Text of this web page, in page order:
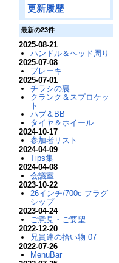
更新履歴
最新の23件
2025-08-21
ハンドル＆ヘッド周り
2025-07-08
ブレーキ
2025-07-01
チラシの裏
クランク＆スプロケッ
ト
ハブ＆BB
タイヤ＆ホイール
2024-10-17
参加者リスト
2024-04-09
Tips集
2024-04-08
会議室
2023-10-22
26インチ/700c-フラグ
シップ
2023-04-24
ご意見・ご要望
2022-12-20
兄貴達の拾い物 07
2022-07-26
MenuBar